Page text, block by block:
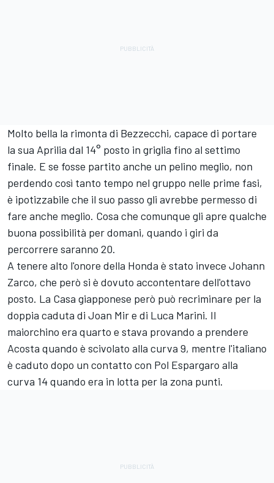
Molto bella la rimonta di Bezzecchi, capace di portare
la sua Aprilia dal 14° posto in griglia fino al settimo
finale. E se fosse partito anche un pelino meglio, non
perdendo così tanto tempo nel gruppo nelle prime fasi,
è ipotizzabile che il suo passo gli avrebbe permesso di
fare anche meglio. Cosa che comunque gli apre qualche
buona possibilità per domani, quando i giri da
percorrere saranno 20.
A tenere alto l'onore della Honda è stato invece Johann
Zarco, che però si è dovuto accontentare dell'ottavo
posto. La Casa giapponese però può recriminare per la
doppia caduta di Joan Mire di Luca Marini. Il
maiorchino era quarto e stava provando a prendere
Acosta quando è scivolato alla curva 9, mentre l'italiano
è caduto dopo un contatto con Pol Espargaro alla
curva 14 quando era in lotta per la zona punti.